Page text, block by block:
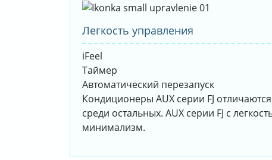
Легкость управления
iFeel
Таймер
Автоматический перезапуск
Кондиционеры AUX серии FJ
среди остальных. AUX серии FJ с
минимализм.